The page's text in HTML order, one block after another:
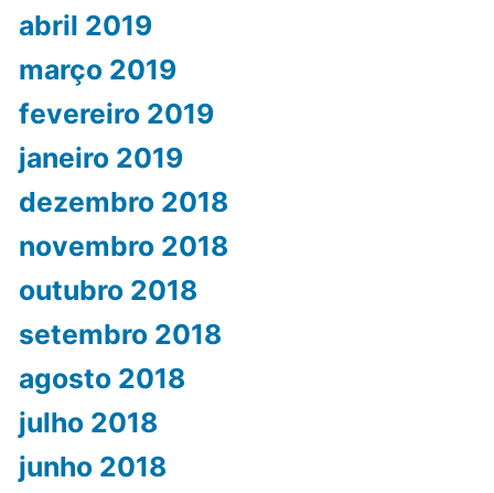
abril 2019
março 2019
fevereiro 2019
janeiro 2019
dezembro 2018
novembro 2018
outubro 2018
setembro 2018
agosto 2018
julho 2018
junho 2018